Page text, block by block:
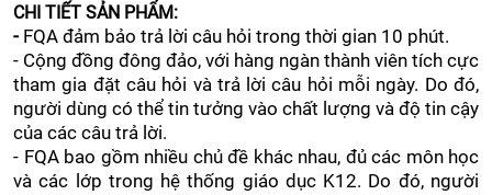
CHI TIẾT SẢN PHẨM:
- FQA đảm bảo trả lời câu hỏi trong thời gian 10 phút.
- Cộng đồng đông đảo, với hàng ngàn thành viên tích cực
tham gia đặt câu hỏi và trả lời câu hỏi mỗi ngày. Do đó,
người dùng có thể tin tưởng vào chất lượng và độ tin cậy
của các câu trả lời.
- FQA bao gồm nhiều chủ đề khác nhau, đủ các môn học
và các lớp trong hệ thống giáo dục K12. Do đó, người